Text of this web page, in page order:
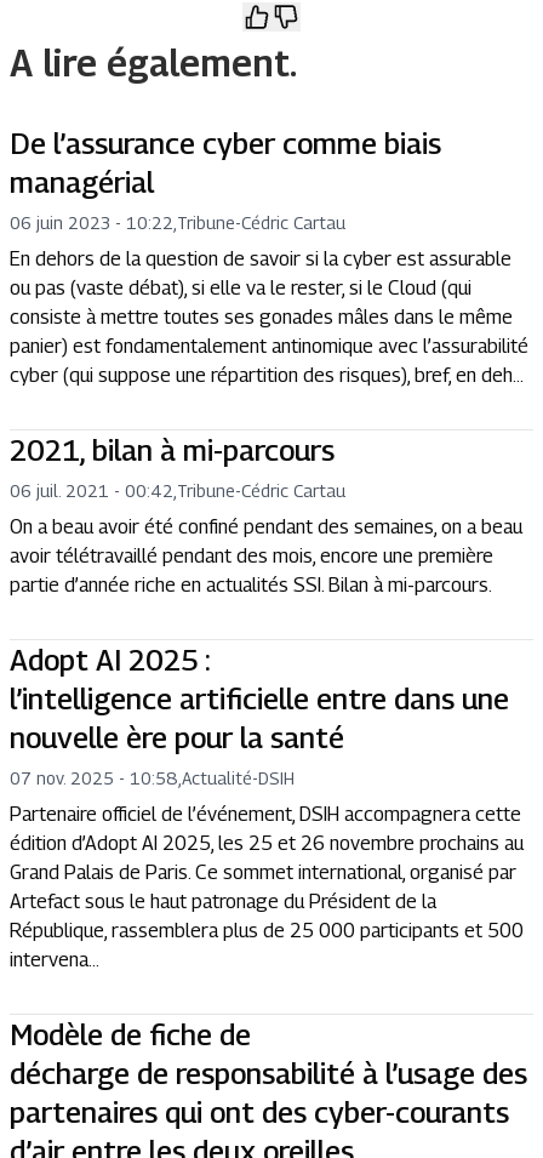
A lire également.
De l’assurance cyber comme biais
managérial
06 juin 2023 - 10:22 Tribune-Cédric Cartau
En dehors de la question de savoir si la cyber est assurable
ou pas (vaste débat), si elle va le rester, si le Cloud (qui
consiste à mettre toutes ses gonades mâles dans le même
panier) est fondamentalement antinomique avec l’assurabilité
cyber (qui suppose une répartition des risques), bref, en deh...
2021, bilan à mi-parcours
06 juil. 2021 - 00:42 Tribune-Cédric Cartau
On a beau avoir été confiné pendant des semaines, on a beau
avoir télétravaillé pendant des mois, encore une première
partie d’année riche en actualités SSI. Bilan à mi-parcours.
Adopt AI 2025 :
l’intelligence artificielle entre dans une
nouvelle ère pour la santé
07 nov. 2025 - 10:58 Actualité-DSIH
Partenaire officiel de l’événement, DSIH accompagnera cette
édition d’Adopt AI 2025, les 25 et 26 novembre prochains au
Grand Palais de Paris. Ce sommet international, organisé par
Artefact sous le haut patronage du Président de la
République, rassemblera plus de 25 000 participants et 500
intervena...
Modèle de fiche de
décharge de responsabilité à l’usage des
partenaires qui ont des cyber-courants
d’air entre les deux oreilles